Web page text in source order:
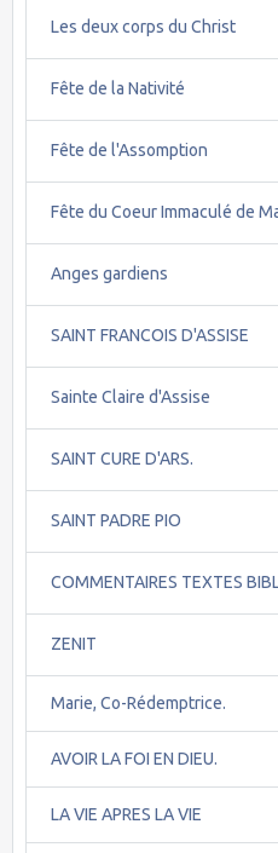
Les deux corps du Christ
Fête de la Nativité
Fête de l'Assomption
Fête du Coeur Immaculé de
Anges gardiens
SAINT FRANCOIS D'ASSISE
Sainte Claire d'Assise
SAINT CURE D'ARS.
SAINT PADRE PIO
COMMENTAIRES TEXTES
ZENIT
Marie, Co-Rédemptrice.
AVOIR LA FOI EN DIEU.
LA VIE APRES LA VIE